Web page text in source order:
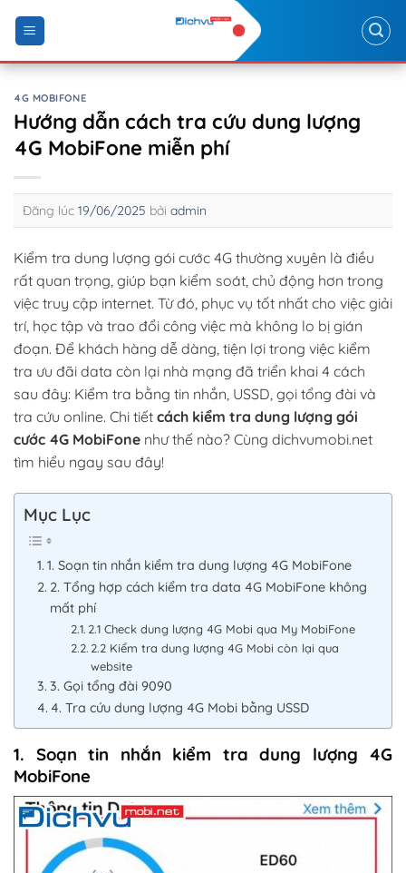
content
4G MOBIFONE
Hướng dẫn cách tra cứu dung lượng
4G MobiFone miễn phí
Đăng lúc 19/06/2025 bởi admin
Kiểm tra dung lượng gói cước 4G thường xuyên là điều
rất quan trọng, giúp bạn kiểm soát, chủ động hơn trong
việc truy cập internet. Từ đó, phục vụ tốt nhất cho việc giải
trí, học tập và trao đổi công việc mà không lo bị gián
đoạn. Để khách hàng dễ dàng, tiện lợi trong việc kiểm
tra ưu đãi data còn lại nhà mạng đã triển khai 4 cách
sau đây: Kiểm tra bằng tin nhắn, USSD, gọi tổng đài và
tra cứu online. Chi tiết cách kiểm tra dung lượng gói
cước 4G MobiFone như thế nào? Cùng dichvumobi.net
tìm hiểu ngay sau đây!
Mục Lục
1. Soạn tin nhắn kiểm tra dung lượng 4G MobiFone
2. Tổng hợp cách kiểm tra data 4G MobiFone không
mất phí
2.1 Check dung lượng 4G Mobi qua My MobiFone
2.2 Kiểm tra dung lượng 4G Mobi còn lại qua
website
3. Gọi tổng đài 9090
4. Tra cứu dung lượng 4G Mobi bằng USSD
1. Soạn tin nhắn kiểm tra dung lượng 4G
MobiFone